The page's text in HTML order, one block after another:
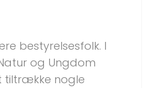
bestyrelsesfolk. I
og Ungdom
tiltrække nogle